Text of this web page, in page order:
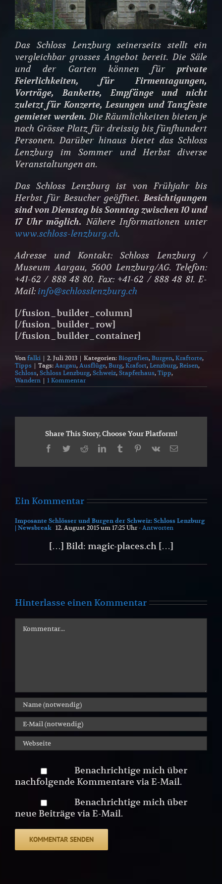
Das Schloss Lenzburg seinerseits stellt ein
vergleichbar grosses Angebot bereit. Die Säle
und der Garten können für private
Feierlichkeiten, für Firmentagungen,
Vorträge, Bankette, Empfänge und nicht
zuletzt für Konzerte, Lesungen und Tanzfeste
gemietet werden. Die Räumlichkeiten bieten je
nach Grösse Platz für dreissig bis fünfhundert
Personen. Darüber hinaus bietet das Schloss
Lenzburg im Sommer und Herbst diverse
Veranstaltungen an.
Das Schloss Lenzburg ist von Frühjahr bis
Herbst für Besucher geöffnet.Besichtigungen
sind von Dienstag bis Sonntag zwischen 10 und
17 Uhr möglich. Nähere Informationen unter
www.schloss-lenzburg.ch.
Adresse und Kontakt: Schloss Lenzburg /
Museum Aargau, 5600 Lenzburg/AG. Telefon:
+41-62 / 888 48 80. Fax: +41-62 / 888 48 81. E-
Mail: info@schlosslenzburg.ch
[/fusion_builder_column]
[/fusion_builder_row]
[/fusion_builder_container]
Von falki | 2. Juli 2013 | Kategorien: Biografien, Burgen, Kraftorte,
Tipps | Tags: Aargau, Ausflüge, Burg, Krafort, Lenzburg, Reisen,
Schloss, Schloss Lenzburg, Schweiz, Stapferhaus, Tipp,
Wandern | 1 Kommentar
Share This Story, Choose Your Platform!
Facebook
TwitterRedditLinkedInTumblrPinterest
Vk
E-
Ein Kommentar
Imposante Schlösser und Burgen der Schweiz: Schloss Lenzburg
| Newsbreak 12. August 2015 um 17:25 Uhr- Antworten
[…] Bild: magic-places.ch […]
Hinterlasse einen Kommentar
Benachrichtige mich über
nachfolgende Kommentare via E-Mail.
Benachrichtige mich über
neue Beiträge via E-Mail.